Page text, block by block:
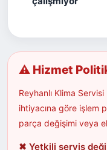
⚠ Hizmet
Reyhanlı Klima
ihtiyacına göre işlem
parça değişimi veya
✖ Yetkili servis